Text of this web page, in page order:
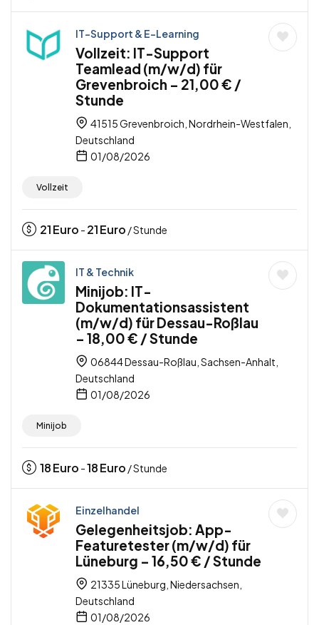
IT-Support & E-Learning
Vollzeit: IT-Support
Teamlead (m/w/d) für
Grevenbroich – 21,00 € /
Stunde
41515 Grevenbroich, Nordrhein-Westfalen,
Deutschland
01/08/2026
Vollzeit
21Euro - 21Euro / Stunde
IT & Technik
Minijob: IT-
Dokumentationsassistent
(m/w/d) für Dessau-Roßlau
– 18,00 € / Stunde
06844 Dessau-Roßlau, Sachsen-Anhalt,
Deutschland
01/08/2026
Minijob
18Euro -18Euro / Stunde
Einzelhandel
Gelegenheitsjob: App-
Featuretester (m/w/d) für
Lüneburg – 16,50 € / Stunde
21335 Lüneburg, Niedersachsen,
Deutschland
01/08/2026